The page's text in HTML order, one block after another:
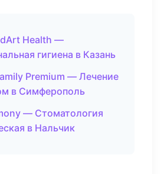
Health —
гигиена в Казань
Premium — Лечение
в Симферополь
— Стоматология
в Нальчик